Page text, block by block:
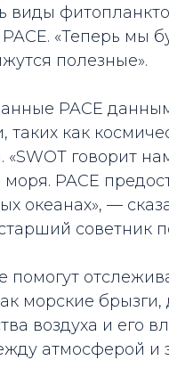
виды
«Теперь мы
полезные».
PACE
таких как
«SWOT говорит
моря. PACE
океанах», —
советник
помогут
морские
воздуха и его
атмосферой и